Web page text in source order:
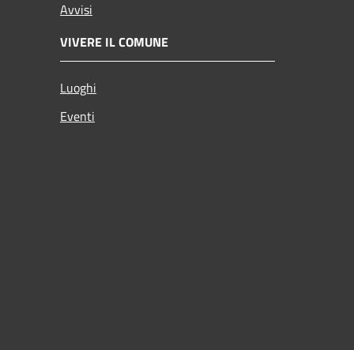
Avvisi
VIVERE IL COMUNE
Luoghi
Eventi